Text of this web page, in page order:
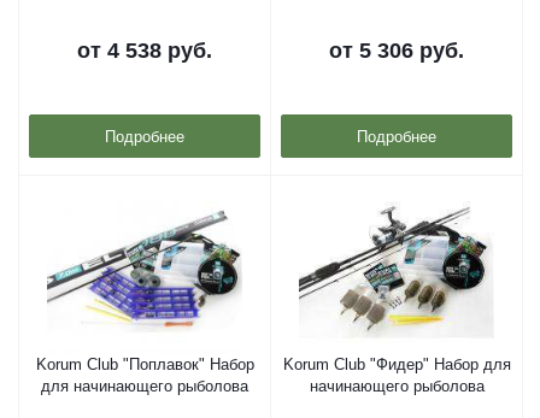
от 4 538 руб.
Подробнее
от 5 306 руб.
Подробнее
Korum Club "Поплавок" Набор
для начинающего рыболова
Korum Club "Фидер" Набор для
начинающего рыболова